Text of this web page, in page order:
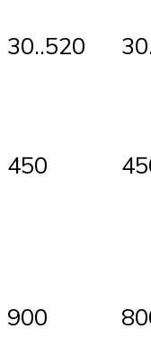
30..520
450
900